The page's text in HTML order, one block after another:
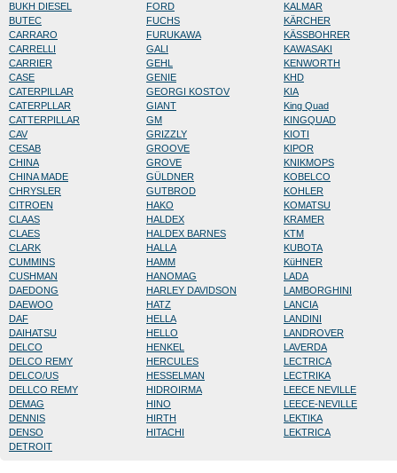
BUKH DIESEL
BUTEC
CARRARO
CARRELLI
CARRIER
CASE
CATERPILLAR
CATERPLLAR
CATTERPILLAR
CAV
CESAB
CHINA
CHINA MADE
CHRYSLER
CITROEN
CLAAS
CLAES
CLARK
CUMMINS
CUSHMAN
DAEDONG
DAEWOO
DAF
DAIHATSU
DELCO
DELCO REMY
DELCO/US
DELLCO REMY
DEMAG
DENNIS
DENSO
DETROIT
FORD
FUCHS
FURUKAWA
GALI
GEHL
GENIE
GEORGI KOSTOV
GIANT
GM
GRIZZLY
GROOVE
GROVE
GÜLDNER
GUTBROD
HAKO
HALDEX
HALDEX BARNES
HALLA
HAMM
HANOMAG
HARLEY DAVIDSON
HATZ
HELLA
HELLO
HENKEL
HERCULES
HESSELMAN
HIDROIRMA
HINO
HIRTH
HITACHI
KALMAR
KÄRCHER
KÄSSBOHRER
KAWASAKI
KENWORTH
KHD
KIA
King Quad
KINGQUAD
KIOTI
KIPOR
KNIKMOPS
KOBELCO
KOHLER
KOMATSU
KRAMER
KTM
KUBOTA
KüHNER
LADA
LAMBORGHINI
LANCIA
LANDINI
LANDROVER
LAVERDA
LECTRICA
LECTRIKA
LEECE NEVILLE
LEECE-NEVILLE
LEKTIKA
LEKTRICA